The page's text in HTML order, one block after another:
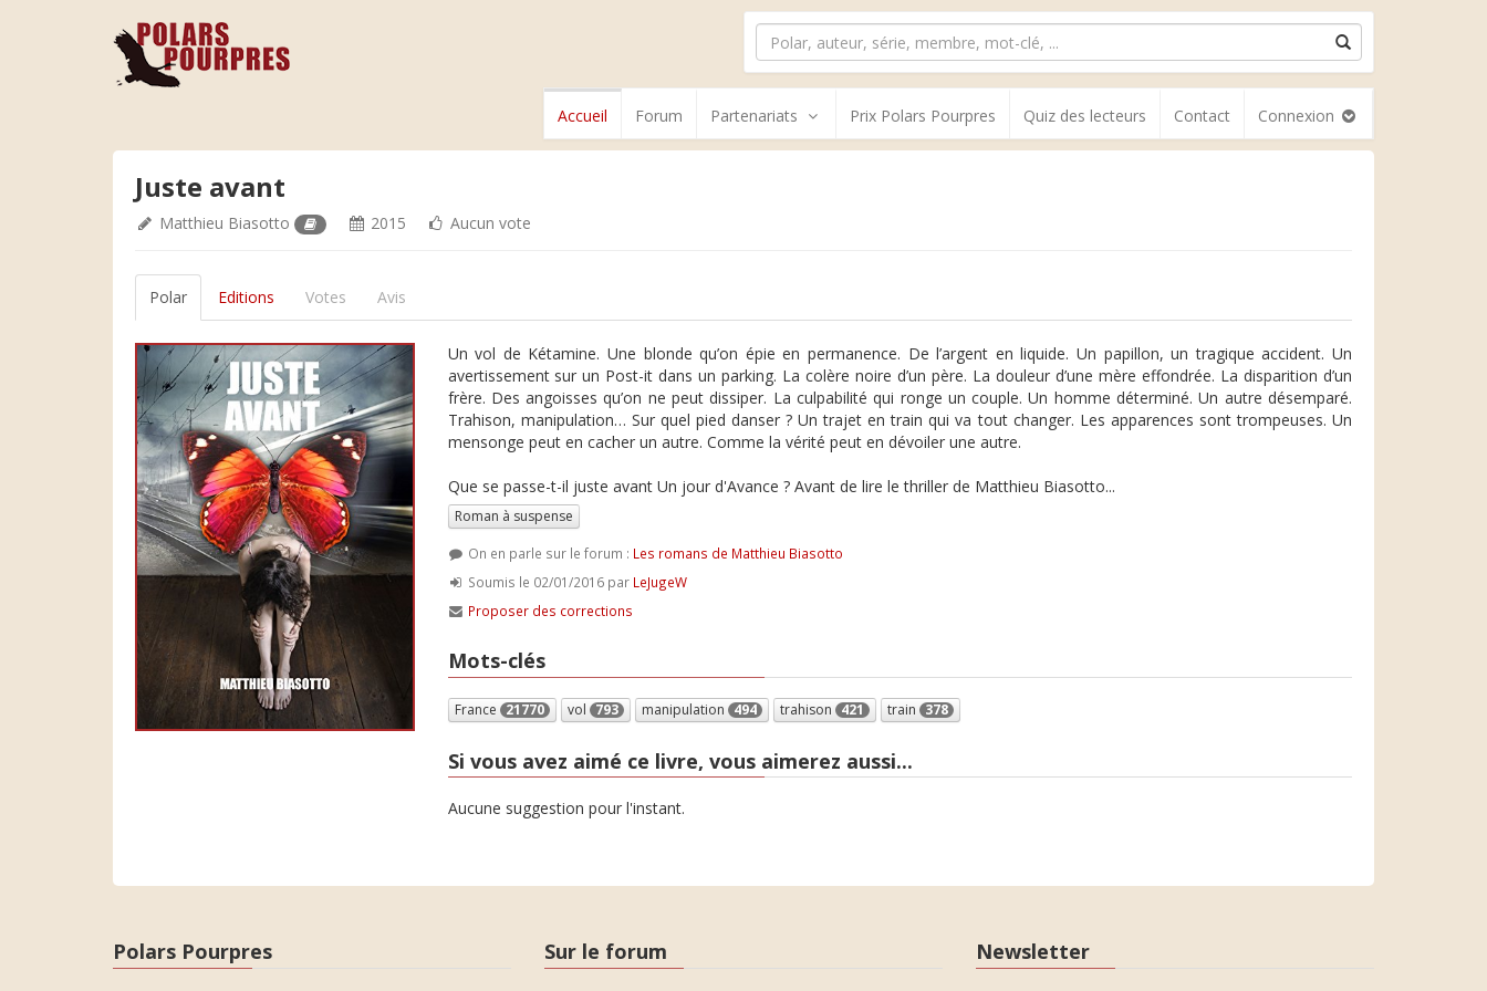
Accueil Forum Partenariats Prix Polars Pourpres Quiz des lecteurs Contact Connexion
Juste avant
Matthieu Biasotto 2015 Aucun vote
Polar Editions Votes Avis
Un vol de Kétamine. Une blonde qu’on épie en permanence. De l’argent en liquide. Un papillon, un tragique accident. Un
avertissement sur un Post-it dans un parking. La colère noire d’un père. La douleur d’une mère effondrée. La disparition d’un
frère. Des angoisses qu’on ne peut dissiper. La culpabilité qui ronge un couple. Un homme déterminé. Un autre désemparé.
Trahison, manipulation… Sur quel pied danser ? Un trajet en train qui va tout changer. Les apparences sont trompeuses. Un
mensonge peut en cacher un autre. Comme la vérité peut en dévoiler une autre.
Que se passe-t-il juste avant Un jour d'Avance ? Avant de lire le thriller de Matthieu Biasotto...
Roman à suspense
On en parle sur le forum : Les romans de Matthieu Biasotto
Soumis le 02/01/2016 par LeJugeW
Proposer des corrections
Mots-clés
France 21770 vol 793 manipulation 494 trahison 421 train 378
Si vous avez aimé ce livre, vous aimerez aussi...
Aucune suggestion pour l'instant.
Polars Pourpres Sur le forum Newsletter